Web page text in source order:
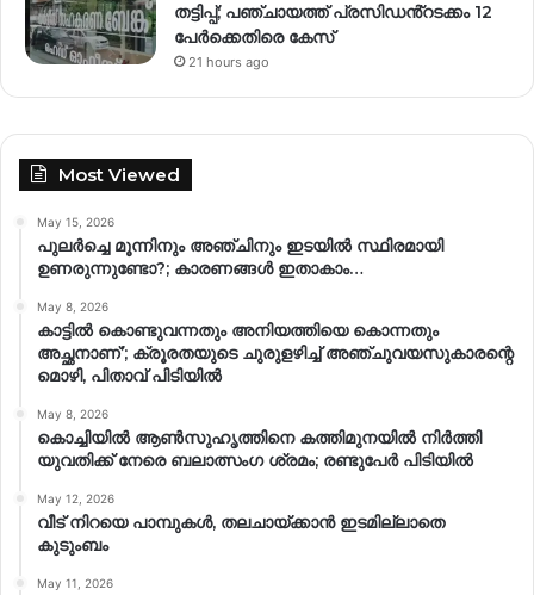
തട്ടിപ്പ്; പഞ്ചായത്ത് പ്രസിഡൻ്റടക്കം 12
പേർക്കെതിരെ കേസ്
21 hours ago
Most Viewed
May 15, 2026
പുലർച്ചെ മൂന്നിനും അഞ്ചിനും ഇടയിൽ സ്ഥിരമായി
ഉണരുന്നുണ്ടോ?; കാരണങ്ങള്‍ ഇതാകാം…
May 8, 2026
കാട്ടിൽ കൊണ്ടുവന്നതും അനിയത്തിയെ കൊന്നതും
അച്ഛനാണ്’; ക്രൂരതയുടെ ചുരുളഴിച്ച് അഞ്ചുവയസുകാരന്റെ
മൊഴി, പിതാവ് പിടിയിൽ
May 8, 2026
കൊച്ചിയിൽ ആൺസുഹൃത്തിനെ കത്തിമുനയിൽ നിർത്തി
യുവതിക്ക് നേരെ ബലാത്സംഗ​ ശ്രമം; രണ്ടുപേർ പിടിയിൽ
May 12, 2026
വീട് നിറയെ പാമ്പുകൾ, തലചായ്ക്കാൻ ഇടമില്ലാതെ
കുടുംബം
May 11, 2026